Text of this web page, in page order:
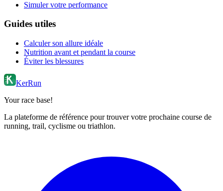
Simuler votre performance
Guides utiles
Calculer son allure idéale
Nutrition avant et pendant la course
Éviter les blessures
KerRun
Your race base!
La plateforme de référence pour trouver votre prochaine course de
running, trail, cyclisme ou triathlon.